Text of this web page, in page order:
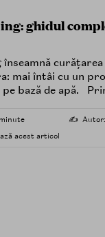
ghidul
înseamnă
mai întâi cu un
pe bază de apă.
îndepărtează
✍️
acest articol